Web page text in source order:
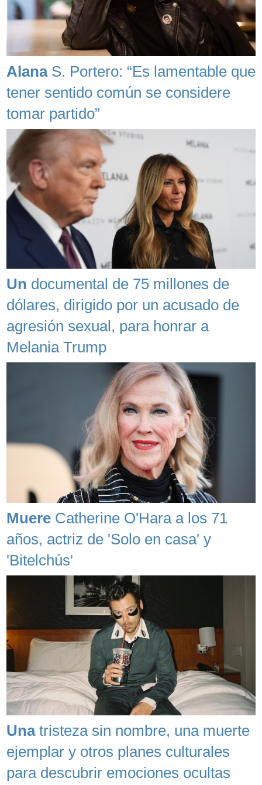
AlanaS. Portero: “Es lamentable que
tener sentido común se considere
tomar partido”
Un documental de 75 millones de
dólares, dirigido por un acusado de
agresión sexual, para honrar a
Melania Trump
Muere Catherine O'Hara a los 71
años, actriz de 'Solo en casa' y
'Bitelchús'
Unatristeza sin nombre, una muerte
ejemplar y otros planes culturales
para descubrir emociones ocultas